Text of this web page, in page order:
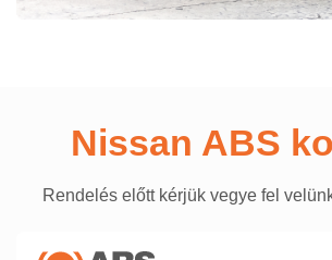
Nissan ABS
Rendelés előtt kérjük vegye fel